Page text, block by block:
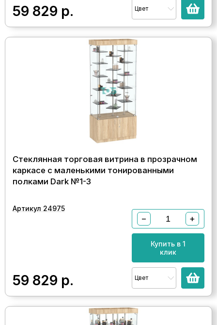
59 829 р. Цвет
Стеклянная торговая витрина в прозрачном
каркасе с маленькими тонированными
полками Dark №1-3
Артикул 24975
59 829 р.
− +
Купить в 1
клик
Цвет